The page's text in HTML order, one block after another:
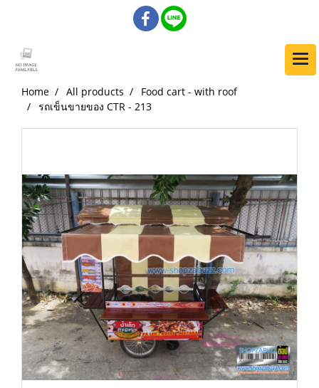
Home All products
Food cart - with roof
รถเข็นขายของ CTR - 213